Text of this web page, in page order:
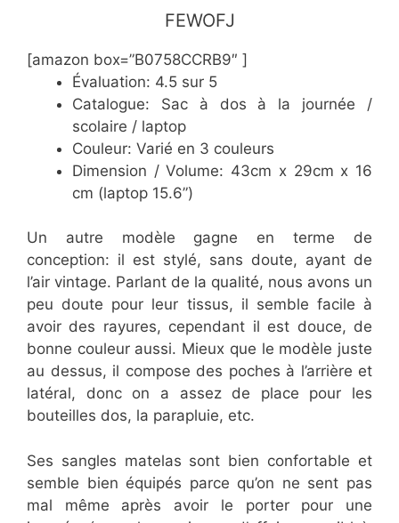
​FEWOFJ
[amazon box=”B0758CCRB9″ ]
Évaluation: 4.5 sur 5
Catalogue: Sac à dos à la journée /
scolaire / laptop
Couleur: Varié en 3 couleurs
Dimension / Volume: 43cm x 29cm x 16
cm (laptop 15.6”)
Un autre modèle gagne en terme de
conception: il est stylé, sans doute, ayant de
l’air vintage. Parlant de la qualité, nous avons un
peu doute pour leur tissus, il semble facile à
avoir des rayures, cependant il est douce, de
bonne couleur aussi. Mieux que le modèle juste
au dessus, il compose des poches à l’arrière et
latéral, donc on a assez de place pour les
bouteilles dos, la parapluie, etc.
Ses sangles matelas sont bien confortable et
semble bien équipés parce qu’on ne sent pas
mal même après avoir le porter pour une